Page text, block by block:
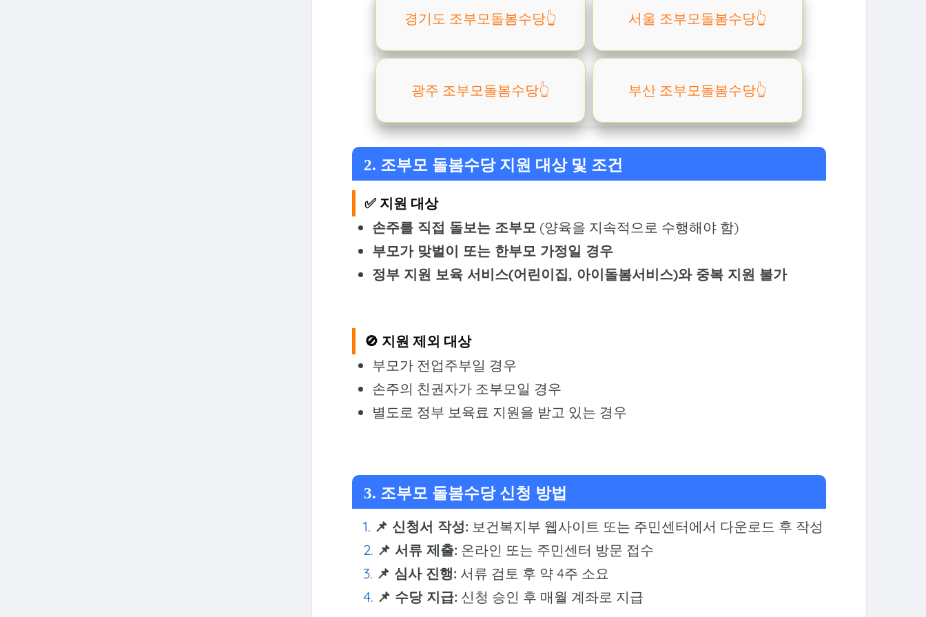
경기도 조부모돌봄수당👆️ 서울 조부모돌봄수당👆️
광주 조부모돌봄수당👆️ 부산 조부모돌봄수당👆️
2. 조부모 돌봄수당 지원 대상 및 조건
✅ 지원 대상
손주를 직접 돌보는 조부모 (양육을 지속적으로 수행해야 함)
부모가 맞벌이 또는 한부모 가정일 경우
정부 지원 보육 서비스(어린이집, 아이돌봄서비스)와 중복 지원 불가
🚫 지원 제외 대상
부모가 전업주부일 경우
손주의 친권자가 조부모일 경우
별도로 정부 보육료 지원을 받고 있는 경우
3. 조부모 돌봄수당 신청 방법
📌 신청서 작성: 보건복지부 웹사이트 또는 주민센터에서 다운로드 후 작성
📌 서류 제출: 온라인 또는 주민센터 방문 접수
📌 심사 진행: 서류 검토 후 약 4주 소요
📌 수당 지급: 신청 승인 후 매월 계좌로 지급